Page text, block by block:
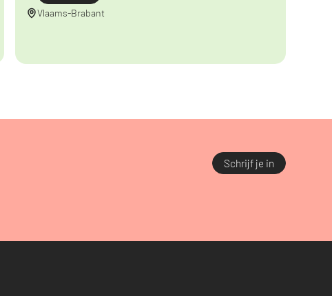
Vlaams-Brabant
Schrijf je in